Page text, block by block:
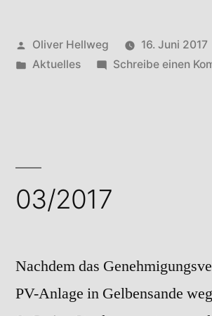
Veröffentlicht
von
Oliver Hellweg
16. Juni 2017
Veröffentlicht
Aktuelles Schreibe einen
03/2017
Nachdem das
PV-Anlage in Gelbensande